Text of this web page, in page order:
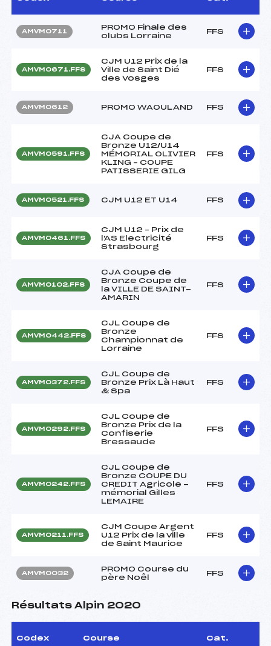
AMVM0711
PROMO Finale des
clubs Lorraine
FFS
AMVM0671.FFS
CJM U12 Prix de la
Ville de Saint Dié
des Vosges
FFS
AMVM0612 PROMO WAOULAND FFS
AMVM0591.FFS
CJA Coupe de
Bronze U12/U14
MÉMORIAL OLIVIER
KLING – COUPE
PATISSERIE GILG
FFS
AMVM0521.FFS CJM U12 ET U14 FFS
AMVM0461.FFS
CJM U12 – Prix de
l'AS Electricité
Strasbourg
FFS
AMVM0102.FFS
CJA Coupe de
Bronze Coupe de
la VILLE DE SAINT-
AMARIN
FFS
AMVM0442.FFS
CJL Coupe de
Bronze
Championnat de
Lorraine
FFS
AMVM0372.FFS
CJL Coupe de
Bronze Prix Là Haut
& Spa
FFS
AMVM0292.FFS
CJL Coupe de
Bronze Prix de la
Confiserie
Bressaude
FFS
AMVM0242.FFS
CJL Coupe de
Bronze COUPE DU
CREDIT Agricole -
mémorial Gilles
LEMAIRE
FFS
AMVM0211.FFS
CJM Coupe Argent
U12 Prix de la ville
de Saint Maurice
FFS
AMVM0032
PROMO Course du
père Noêl
FFS
Résultats Alpin 2020
Codex Course Cat.